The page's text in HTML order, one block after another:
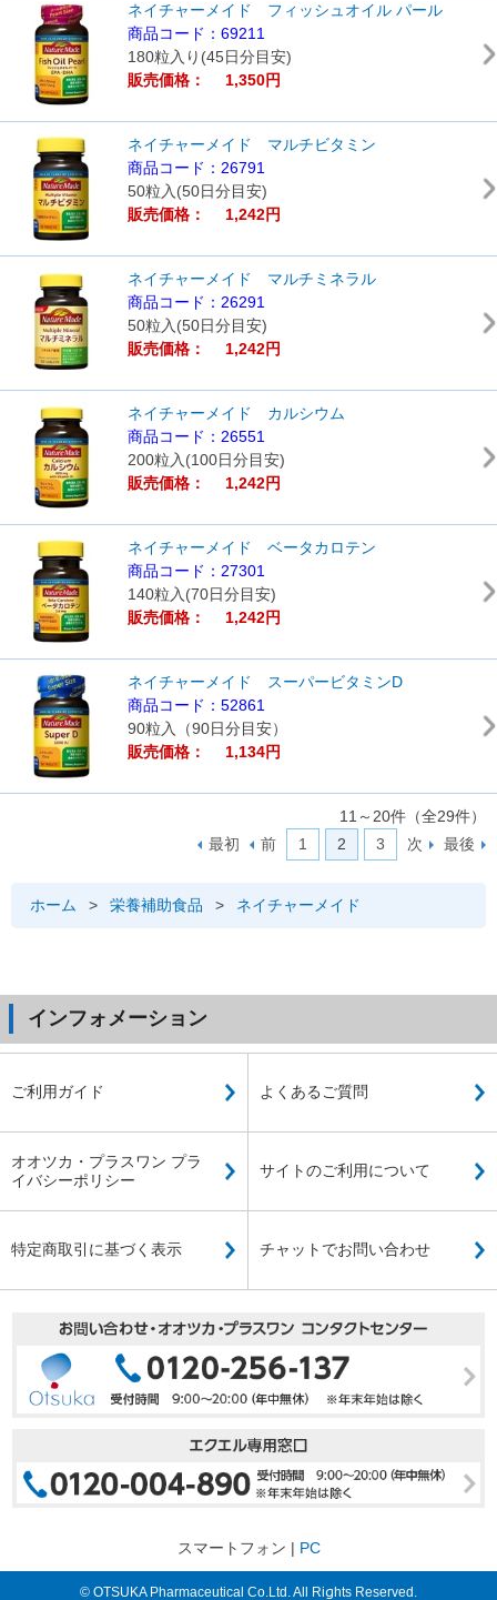
ネイチャーメイド フィッシュオイル パール
商品コード：69211
180粒入り(45日分目安)
販売価格： 1,350円
ネイチャーメイド マルチビタミン
商品コード：26791
50粒入(50日分目安)
販売価格： 1,242円
ネイチャーメイド マルチミネラル
商品コード：26291
50粒入(50日分目安)
販売価格： 1,242円
ネイチャーメイド カルシウム
商品コード：26551
200粒入(100日分目安)
販売価格： 1,242円
ネイチャーメイド ベータカロテン
商品コード：27301
140粒入(70日分目安)
販売価格： 1,242円
ネイチャーメイド スーパービタミンD
商品コード：52861
90粒入（90日分目安）
販売価格： 1,134円
11～20件（全29件）
最初
前 1 2 3 次 最後
ホーム > 栄養補助食品 > ネイチャーメイド
インフォメーション
ご利用ガイド よくあるご質問
オオツカ・プラスワン プラ
イバシーポリシー
サイトのご利用について
特定商取引に基づく表示 チャットでお問い合わせ
スマートフォン | PC
© OTSUKA Pharmaceutical Co.Ltd. All Rights Reserved.